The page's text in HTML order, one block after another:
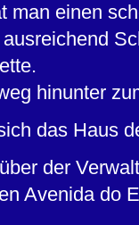
man einen
hinunter
das Haus
der
Avenida do